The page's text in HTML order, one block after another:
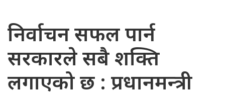
निर्वाचन सफल पार्न
सरकारले सबै शक्ति
लगाएको छ : प्रधानमन्त्री